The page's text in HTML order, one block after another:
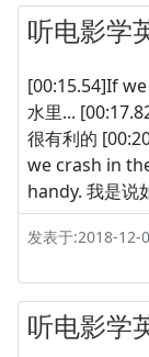
听电影学
[00:15.54]If
水里...
很有利的
we crash in
handy. 我是说
发表于:2018-12-
听电影学